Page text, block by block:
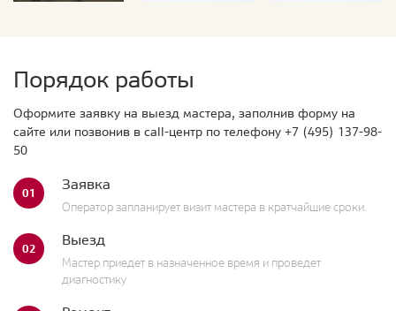
Порядок работы
Оформите заявку на выезд мастера, заполнив форму на
сайте или позвонив в call-центр по телефону +7 (495) 137-98-
50
01 Заявка
Оператор запланирует визит мастера в кратчайшие сроки.
02 Выезд
Мастер приедет в назначенное время и проведет
диагностику